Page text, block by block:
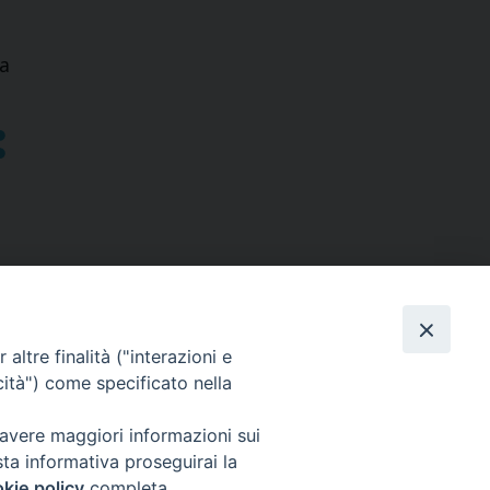
SEGUICI SU
Facebook
Instagram
X YouTube
altre finalità ("interazioni e
come specificato nella
maggiori informazioni sui
informativa proseguirai la